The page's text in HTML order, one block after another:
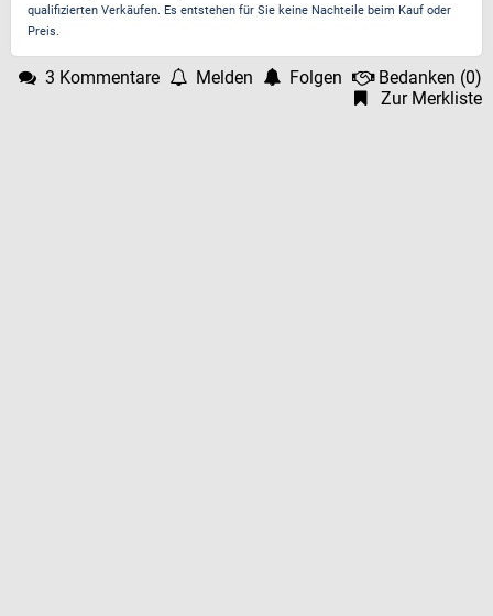
qualifizierten Verkäufen. Es entstehen für Sie keine Nachteile beim Kauf oder
Preis.
3 Kommentare Melden Folgen Bedanken (0)
Zur Merkliste